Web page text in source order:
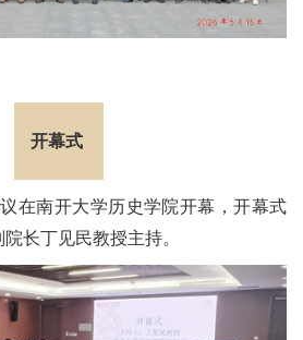
开幕式
在南开大学历史学院开幕，开幕式
长丁见民教授主持。